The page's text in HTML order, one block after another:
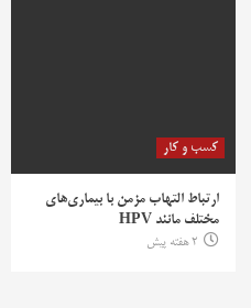
کسب و کار
ارتباط التهاب مزمن با بیماری‌های
مختلف مانند HPV
2 هفته پیش